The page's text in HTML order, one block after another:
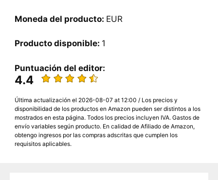
Moneda del producto: EUR
Producto disponible: 1
Puntuación del editor:
4.4
Última actualización el 2026-08-07 at 12:00 / Los precios y
disponibilidad de los productos en Amazon pueden ser distintos a los
mostrados en esta página. Todos los precios incluyen IVA. Gastos de
envío variables según producto. En calidad de Afiliado de Amazon,
obtengo ingresos por las compras adscritas que cumplen los
requisitos aplicables.